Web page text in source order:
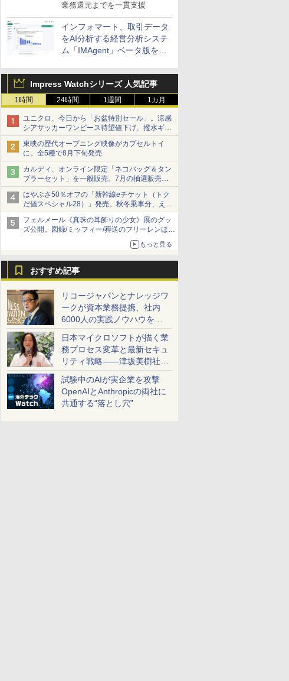
業務還元までを一貫支援
インフォマート、取引データ
をAI分析する経営分析システ
ム「IMAgent」ベータ版を提
Impress Watchシリーズ 人気記事
1時間 24時間 1週間 1カ月
ユニクロ、今日から「お盆特別セール」。涼感
シアサッカーワンピース待望値下げ、撥水ギア
ショーツは1990円に
東映の歴代オープニング映像がカプセルトイ
に。全5種で8月下旬発売
カルディ、オンライン限定「ネコバッグ＆タン
ブラーセット」を一般販売。7月の抽選販売の
当選無効分
はやぶさ50％オフの「新幹線eチケット（トク
だ値スペシャル28）」発売。秋冬乗車分、えき
ねっと限定
フェルメール《真珠の耳飾りの少女》展のグッ
ズ公開。図録/ミッフィー/葬送のフリーレンほ
もっと見る
おすすめ記事
リコージャパンとナレッジワ
ークが資本業務提携、社内
6000人の実践ノウハウを生
かした「AI商談記録 for
RICOH」を展開へ
日本マイクロソフトが描く業
務プロセス変革と最新セキュ
リティ戦略――津坂美樹社長
が2027年度戦略を説明
試験中のAIが実企業を攻撃
OpenAIとAnthropicの両社に
共通する“落とし穴”